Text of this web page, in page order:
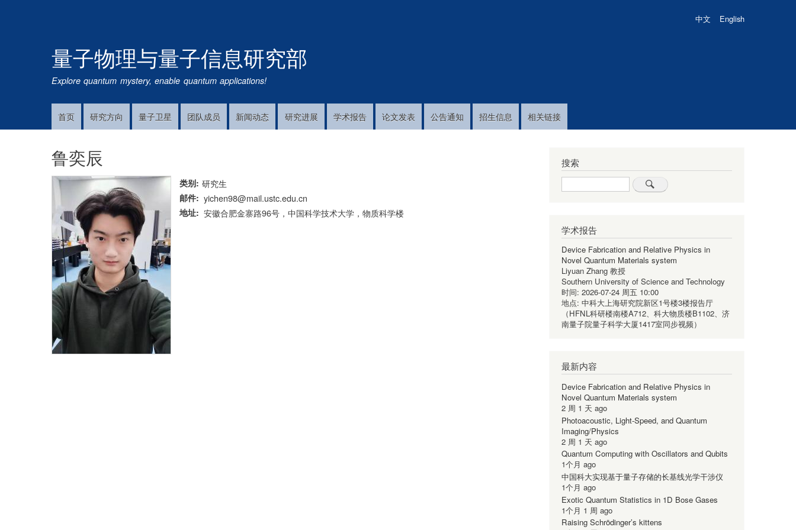
中文 English
量子物理与量子信息研究部
Explore quantum mystery, enable quantum applications!
Main首页 研究方向 量子卫星 团队成员 新闻动态 研究进展 学术报告 论文发表 公告通知 招生信息 相关链接
鲁奕辰
类别 研究生
邮件 yichen98@mail.ustc.edu.cn
地址 安徽合肥金寨路96号，中国科学技术大学，物质科学楼
搜索
Search
学术报告
Device Fabrication and Relative Physics in
Novel Quantum Materials system
Liyuan Zhang 教授
Southern University of Science and Technology
时间: 2026-07-24 周五 10:00
地点: 中科大上海研究院新区1号楼3楼报告厅
（HFNL科研楼南楼A712、科大物质楼B1102、济
南量子院量子科学大厦1417室同步视频）
最新内容
Device Fabrication and Relative Physics in
Novel Quantum Materials system
2 周 1 天 ago
Photoacoustic, Light-Speed, and Quantum
Imaging/Physics
2 周 1 天 ago
Quantum Computing with Oscillators and Qubits
1个月 ago
中国科大实现基于量子存储的长基线光学干涉仪
1个月 ago
Exotic Quantum Statistics in 1D Bose Gases
1个月 1 周 ago
Raising Schrödinger’s kittens